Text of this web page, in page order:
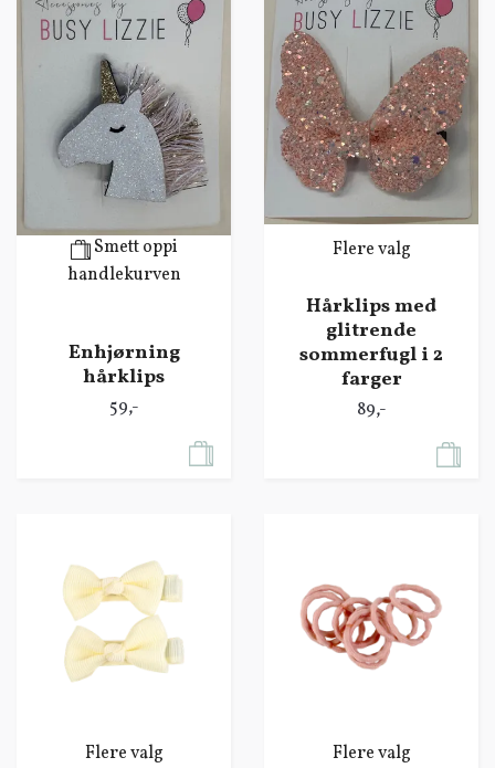
Smett oppi
handlekurven
Enhjørning
hårklips
59,-
Flere valg
Hårklips med
glitrende
sommerfugl i 2
farger
89,-
Flere valg Flere valg